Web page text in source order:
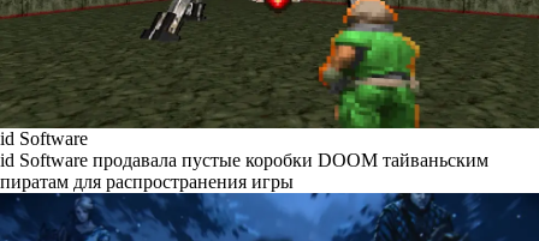
id Software
id Software продавала пустые коробки DOOM тайваньским
пиратам для распространения игры